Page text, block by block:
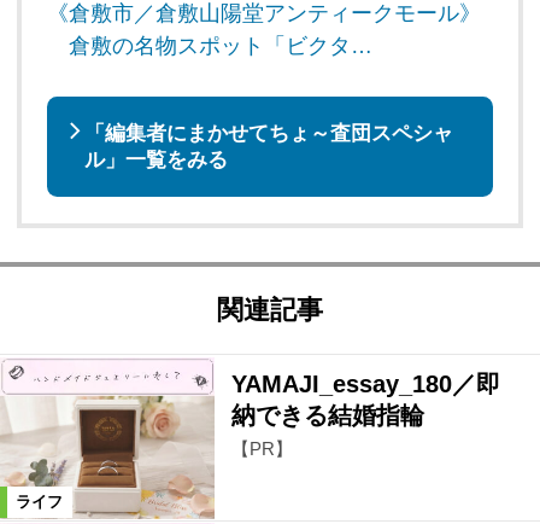
《倉敷市／倉敷山陽堂アンティークモール》
倉敷の名物スポット「ビクタ…
「編集者にまかせてちょ～査団スペシャ
ル」一覧をみる
関連記事
ライフ
YAMAJI_essay_180／即
納できる結婚指輪
【PR】